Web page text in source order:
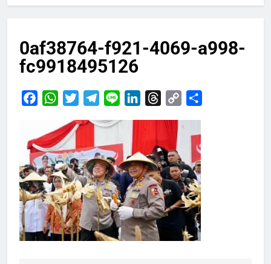
0af38764-f921-4069-a998-
fc9918495126
FacebookWhatsApp
TwitterTelegram
Line LinkedInThreads
Copy